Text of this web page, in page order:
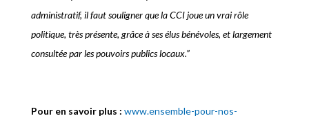
administratif, il faut souligner que la CCI joue un vrai rôle
politique, très présente, grâce à ses élus bénévoles, et largement
consultée par les pouvoirs publics locaux.”
Pour en savoir plus : www.ensemble-pour-nos-